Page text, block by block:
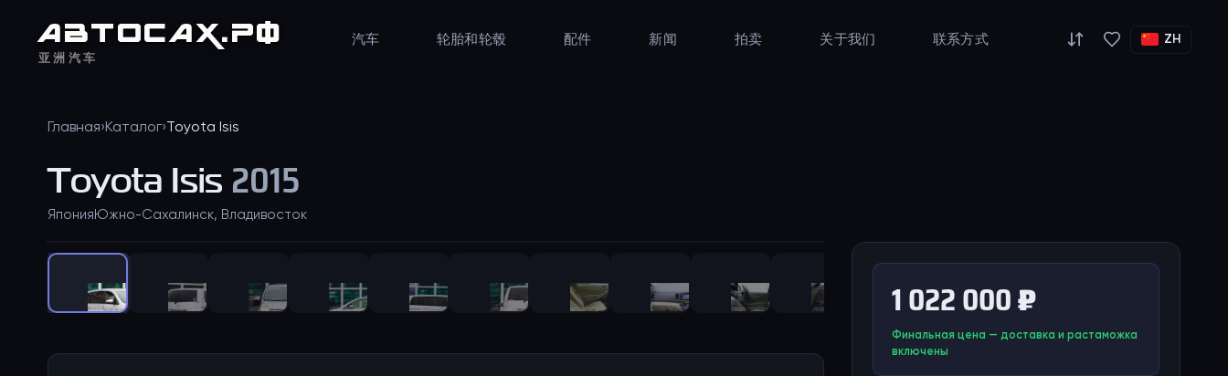
АВТОСАХ.РФ
亚洲汽车
汽车 轮胎和轮毂 配件 新闻 拍卖 关于我们 联系方式 ZH
Главная›Каталог› Toyota Isis
Toyota Isis 2015
Япония Южно-Сахалинск, Владивосток
1 022 000 ₽
Финальная цена — доставка и растаможка
включены